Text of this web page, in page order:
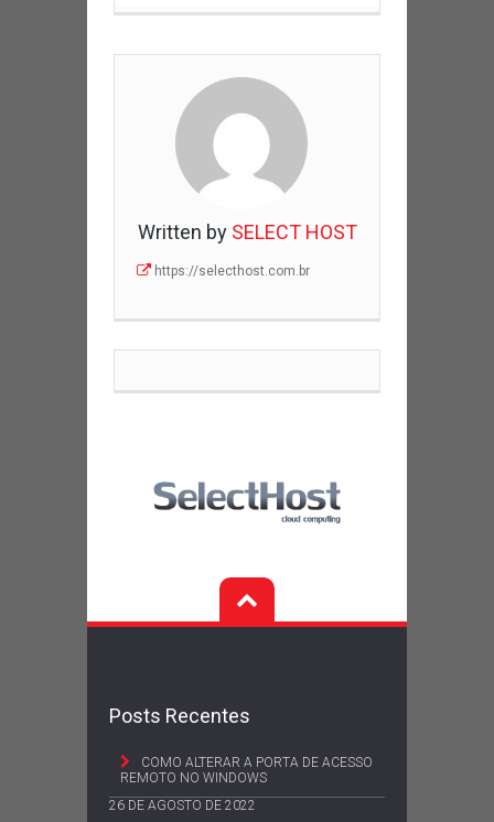
Written by SELECT HOST
https://selecthost.com.br
Posts Recentes
COMO ALTERAR A PORTA DE ACESSO
REMOTO NO WINDOWS
26 DE AGOSTO DE 2022